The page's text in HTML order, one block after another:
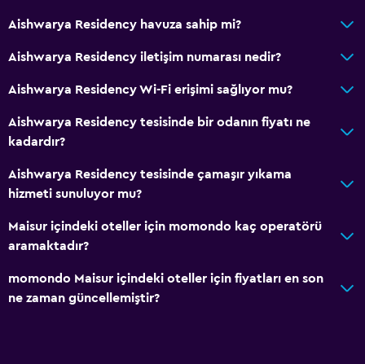
Casino
Bisiklete binme
Yemek yapma dersleri
Su spor tesisleri (tesis bünyesinde)
Rüzgar Sörfü
Yüzme
Erişilebilirlik ve uygunluk
Hipoalerjenik
Aishwarya Residency havuza sahip mi?
Aishwarya Residency iletişim numarası nedir?
Aishwarya Residency Wi-Fi erişimi sağlıyor mu?
Aishwarya Residency tesisinde bir odanın fiyatı ne
kadardır?
Aishwarya Residency tesisinde çamaşır yıkama
hizmeti sunuluyor mu?
Maisur içindeki oteller için momondo kaç operatörü
aramaktadır?
momondo Maisur içindeki oteller için fiyatları en son
ne zaman güncellemiştir?